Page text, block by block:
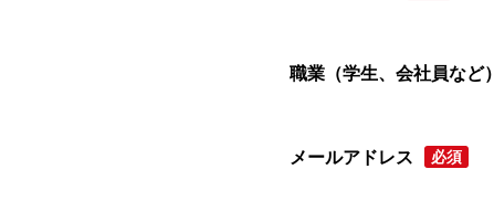
職業（学生、会社員など）
メールアドレス 必須